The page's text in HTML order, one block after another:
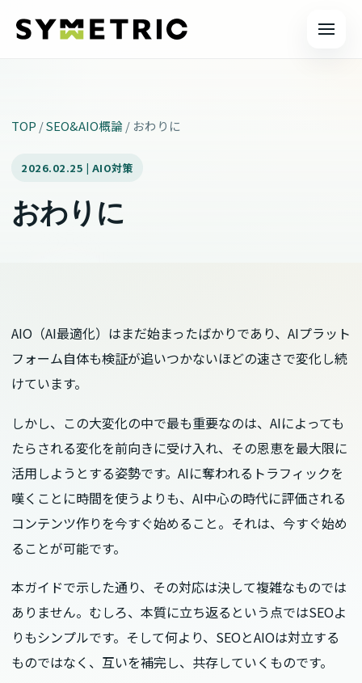
TOP /SEO&AIO概論/ おわりに
2026.02.25 | AIO対策
おわりに
AIO（AI最適化）はまだ始まったばかりであり、AIプラット
フォーム自体も検証が追いつかないほどの速さで変化し続
けています。
しかし、この大変化の中で最も重要なのは、AIによっても
たらされる変化を前向きに受け入れ、その恩恵を最大限に
活用しようとする姿勢です。AIに奪われるトラフィックを
嘆くことに時間を使うよりも、AI中心の時代に評価される
コンテンツ作りを今すぐ始めること。それは、今すぐ始め
ることが可能です。
本ガイドで示した通り、その対応は決して複雑なものでは
ありません。むしろ、本質に立ち返るという点ではSEOよ
りもシンプルです。そして何より、SEOとAIOは対立する
ものではなく、互いを補完し、共存していくものです。